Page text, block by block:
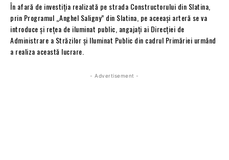
În afară de investiția realizată pe strada Constructorului din Slatina,
prin Programul „Anghel Saligny” din Slatina, pe aceeași arteră se va
introduce și rețea de iluminat public, angajați ai Direcției de
Administrare a Străzilor și Iluminat Public din cadrul Primăriei urmând
a realiza această lucrare.
- Advertisement -